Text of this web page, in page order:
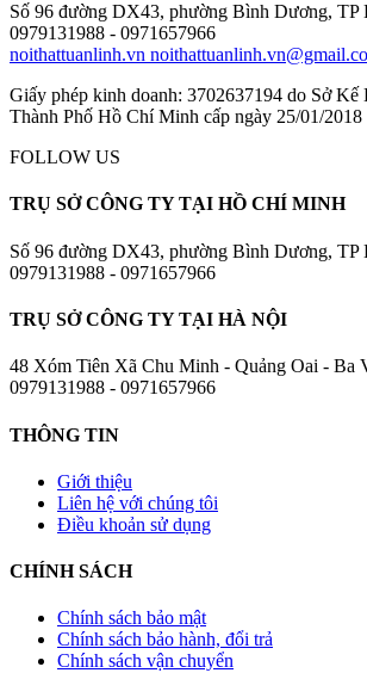
Số 96 đường DX43, phường Bình Dương, TP
0979131988 - 0971657966
noithattuanlinh.vn
Giấy phép kinh doanh: 3702637194 do Sở
Thành Phố Hồ Chí Minh cấp ngày 25/01/2018
FOLLOW US
TRỤ SỞ CÔNG TY TẠI HỒ CHÍ MINH
Số 96 đường DX43, phường Bình Dương, TP
0979131988 - 0971657966
TRỤ SỞ CÔNG TY TẠI HÀ NỘI
48 Xóm Tiên Xã Chu Minh - Quảng Oai - Ba
0979131988 - 0971657966
THÔNG TIN
Giới thiệu
Liên hệ với chúng tôi
Điều khoản sử dụng
CHÍNH SÁCH
Chính sách bảo mật
Chính sách bảo hành, đổi trả
Chính sách vận chuyển